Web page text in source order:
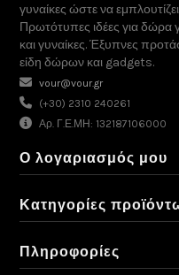
γυναίκες ώστε να
Πρωτότυπες ιδέες για δώρα
και γυναίκες. Έξυπνες
είδη δώρων και gadgets.
vour@vour.gr
(+30) 2310 240261
Αρ. Γ.Ε.ΜΗ: 132187106000
Ο λογαριασμός μου
Κατηγορίες
Πληροφορίες